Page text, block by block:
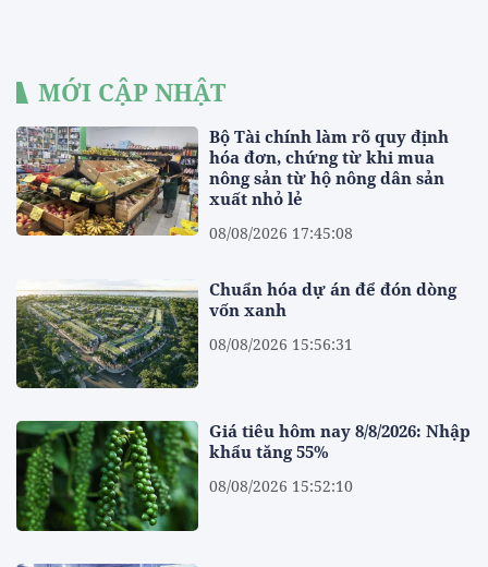
MỚI CẬP NHẬT
Bộ Tài chính làm rõ quy định
hóa đơn, chứng từ khi mua
nông sản từ hộ nông dân sản
xuất nhỏ lẻ
08/08/2026 17:45:08
Chuẩn hóa dự án để đón dòng
vốn xanh
08/08/2026 15:56:31
Giá tiêu hôm nay 8/8/2026: Nhập
khẩu tăng 55%
08/08/2026 15:52:10